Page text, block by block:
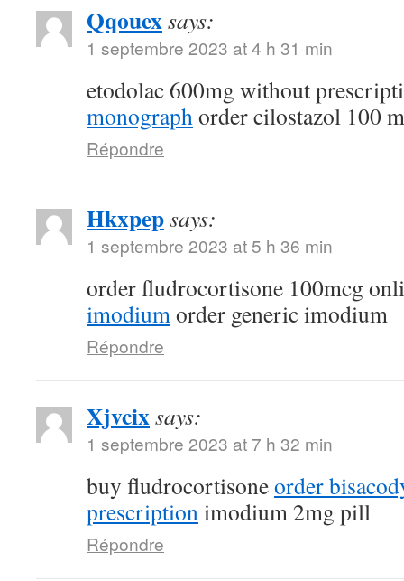
Qqouexsays:
1 septembre 2023 at 4 h 31 min
etodolac 600mg without
monographorder cilostazol 100
Répondre
Hkxpepsays:
1 septembre 2023 at 5 h 36 min
order fludrocortisone 100mcg
imodiumorder generic imodium
Répondre
Xjvcixsays:
1 septembre 2023 at 7 h 32 min
buy fludrocortisoneorder
prescriptionimodium 2mg pill
Répondre